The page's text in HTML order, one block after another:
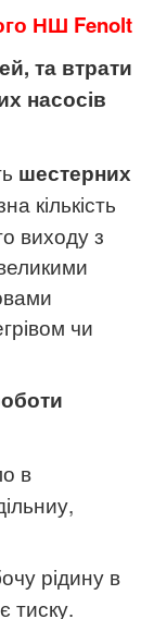
НШ Fenolt
та втрати
насосів
шестерних
кількість
виходу з
чи
в
рідину в
тиску.